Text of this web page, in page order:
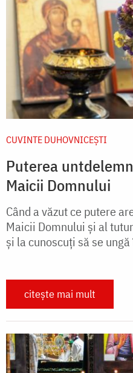
CUVINTE DUHOVNICEȘTI
Puterea
Maicii Domnului
Când a văzut ce putere
Maicii Domnului și al
și la cunoscuți să se
citește mai mult